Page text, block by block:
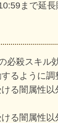
まで延長
必殺スキル
るように調
る闇属性以
る闇属性以